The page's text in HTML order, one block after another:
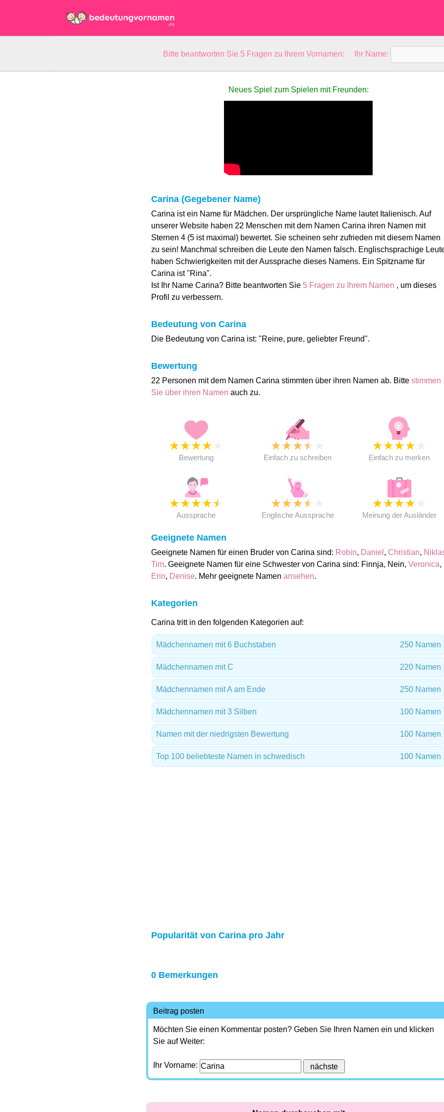
Bitte beantworten Sie 5 Fragen zu Ihrem Vornamen: Ihr Name:
Neues Spiel zum Spielen mit Freunden:
Carina (Gegebener Name)
Carina ist ein Name für Mädchen. Der ursprüngliche Name lautet Italienisch. Auf
unserer Website haben 22 Menschen mit dem Namen Carina ihren Namen mit
Sternen 4 (5 ist maximal) bewertet. Sie scheinen sehr zufrieden mit diesem Namen
zu sein! Manchmal schreiben die Leute den Namen falsch. Englischsprachige
haben Schwierigkeiten mit der Aussprache dieses Namens. Ein Spitzname für
Carina ist "Rina".
Ist Ihr Name Carina? Bitte beantworten Sie 5 Fragen zu Ihrem Namen , um dieses
Profil zu verbessern.
Bedeutung von Carina
Die Bedeutung von Carina ist: "Reine, pure, geliebter Freund".
Bewertung
22 Personen mit dem Namen Carina stimmten über ihren Namen ab. Bitte stimmen
Sie über ihren Namen auch zu.
★★★★
Bewertung
★★★★
Einfach zu schreiben
★★★★
Einfach zu merken
★★★★★
Aussprache
★★★★
Englische Aussprache
★★★★
Meinung der Ausländer
Geeignete Namen
Geeignete Namen für einen Bruder von Carina sind: Robin, Daniel , Christian,
Tim. Geeignete Namen für eine Schwester von Carina sind: Finnja, Nein, Veronica,
Erin, Denise. Mehr geeignete Namen ansehen.
Kategorien
Carina tritt in den folgenden Kategorien auf:
Mädchennamen mit 6 Buchstaben 250 Namen
Mädchennamen mit C 220 Namen
Mädchennamen mit A am Ende 250 Namen
Mädchennamen mit 3 Silben 100 Namen
Namen mit der niedrigsten Bewertung 100 Namen
Top 100 beliebteste Namen in schwedisch 100 Namen
Popularität von Carina pro Jahr
0 Bemerkungen
Beitrag posten
Möchten Sie einen Kommentar posten? Geben Sie Ihren Namen ein und klicken
Sie auf Weiter:
Ihr Vorname: